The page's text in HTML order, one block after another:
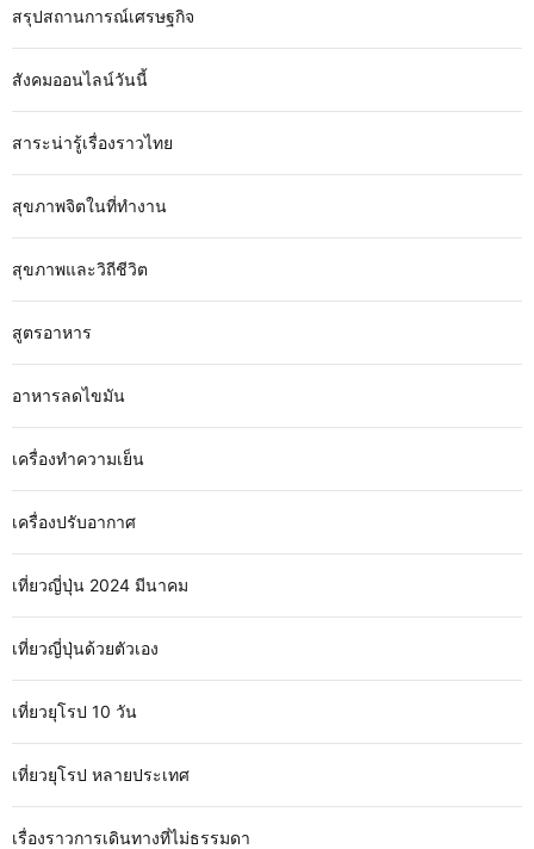
สรุปสถานการณ์เศรษฐกิจ
สังคมออนไลน์วันนี้
สาระน่ารู้เรื่องราวไทย
สุขภาพจิตในที่ทำงาน
สุขภาพและวิถีชีวิต
สูตรอาหาร
อาหารลดไขมัน
เครื่องทำความเย็น
เครื่องปรับอากาศ
เที่ยวญี่ปุ่น 2024 มีนาคม
เที่ยวญี่ปุ่นด้วยตัวเอง
เที่ยวยุโรป 10 วัน
เที่ยวยุโรป หลายประเทศ
เรื่องราวการเดินทางที่ไม่ธรรมดา